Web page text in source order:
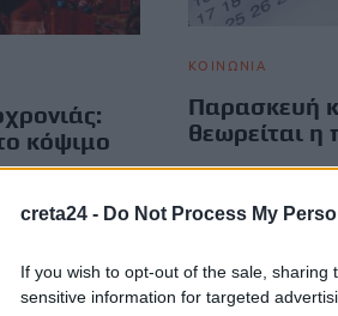
creta24 - Do Not Process My
If you wish to opt-out of the sale,
sensitive information for targeted
κόψιμο
κάθε
δεν
έτος…
ΚΟΙΝΩΝΙΑ
Παρασκευή
θεωρείται η
Κάθε φορά που η
Παρασκευή
κατακλύζουν…
Newsroom